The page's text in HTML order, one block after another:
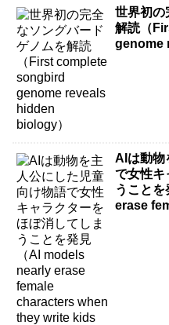
世界初の
解読（
genome
AIは動物
で女性キ
うこと
erase